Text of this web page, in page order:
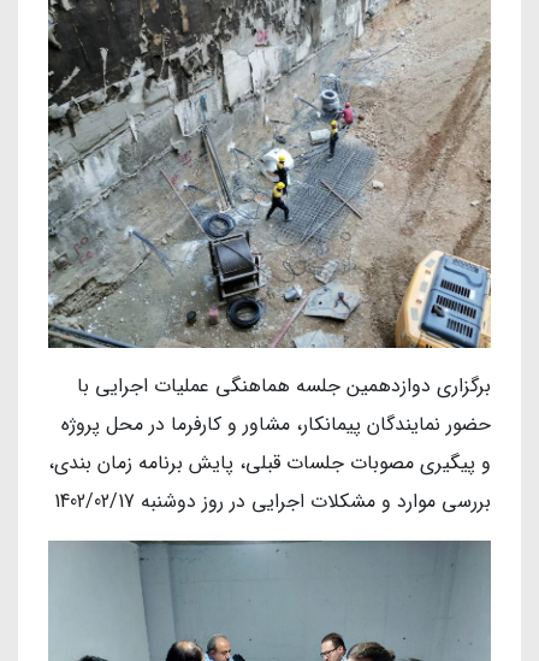
برگزاری دوازدهمین جلسه هماهنگی عملیات اجرایی با
حضور نمایندگان پیمانکار، مشاور و کارفرما در محل پروژه
و پیگیری مصوبات جلسات قبلی، پایش برنامه زمان بندی،
بررسی موارد و مشکلات اجرایی در روز دوشنبه 1402/02/17